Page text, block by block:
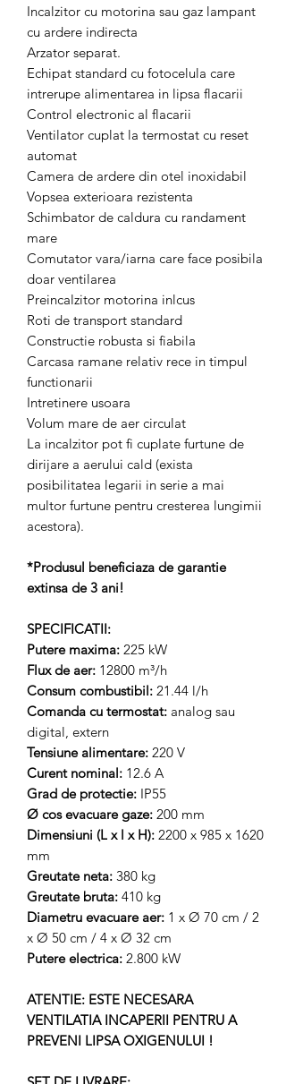
Incalzitor cu motorina sau gaz lampant
cu ardere indirecta
Arzator separat.
Echipat standard cu fotocelula care
intrerupe alimentarea in lipsa flacarii
Control electronic al flacarii
Ventilator cuplat la termostat cu reset
automat
Camera de ardere din otel inoxidabil
Vopsea exterioara rezistenta
Schimbator de caldura cu randament
mare
Comutator vara/iarna care face posibila
doar ventilarea
Preincalzitor motorina inlcus
Roti de transport standard
Constructie robusta si fiabila
Carcasa ramane relativ rece in timpul
functionarii
Intretinere usoara
Volum mare de aer circulat
La incalzitor pot fi cuplate furtune de
dirijare a aerului cald (exista
posibilitatea legarii in serie a mai
multor furtune pentru cresterea lungimii
acestora).
*Produsul beneficiaza de garantie
extinsa de 3 ani!
SPECIFICATII:
Putere maxima: 225 kW
Flux de aer: 12800 m³/h
Consum combustibil: 21.44 l/h
Comanda cu termostat: analog sau
digital, extern
Tensiune alimentare: 220 V
Curent nominal: 12.6 A
Grad de protectie: IP55
Ø cos evacuare gaze: 200 mm
Dimensiuni (L x l x H): 2200 x 985 x 1620
mm
Greutate neta: 380 kg
Greutate bruta: 410 kg
Diametru evacuare aer: 1 x Ø 70 cm / 2
x Ø 50 cm / 4 x Ø 32 cm
Putere electrica: 2.800 kW
ATENTIE: ESTE NECESARA
VENTILATIA INCAPERII PENTRU A
PREVENI LIPSA OXIGENULUI !